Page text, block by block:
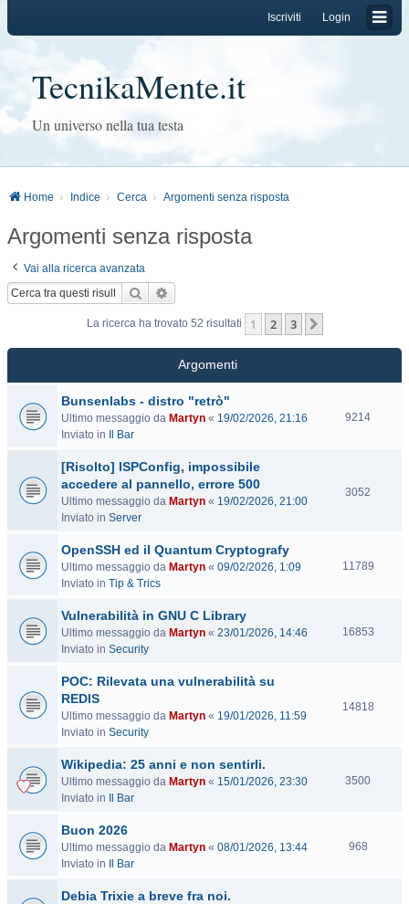
Login
Iscriviti
TecnikaMente.it
Un universo nella tua testa
Home Indice Cerca Argomenti senza risposta
Argomenti senza risposta
Vai alla ricerca avanzata
Cerca
La ricerca ha trovato 52 risultati 1 2 3
Argomenti
Bunsenlabs - distro "retrò"
Ultimo messaggio da Martyn « 19/02/2026, 21:16
Inviato in
Il Bar
9214V
[Risolto] ISPConfig, impossibile
accedere al pannello, errore 500
Ultimo messaggio da Martyn « 19/02/2026, 21:00
Inviato in Server
3052
e
OpenSSH ed il Quantum Cryptografy
Ultimo messaggio da Martyn « 09/02/2026, 1:09
Inviato in Tip & Trics
11789V
t
Vulnerabilità in GNU C Library
Ultimo messaggio da Martyn « 23/01/2026, 14:46
Inviato in Security
16853V
e
POC: Rilevata una vulnerabilità su
REDIS
Ultimo messaggio da Martyn « 19/01/2026, 11:59
Inviato in Security
14818V
Wikipedia: 25 anni e non sentirli.
Ultimo messaggio da Martyn « 15/01/2026, 23:30
Inviato in
Il Bar
3500V
Buon 2026
Ultimo messaggio da Martyn « 08/01/2026, 13:44
Inviato in
Il Bar
968V
Debia Trixie a breve fra noi.